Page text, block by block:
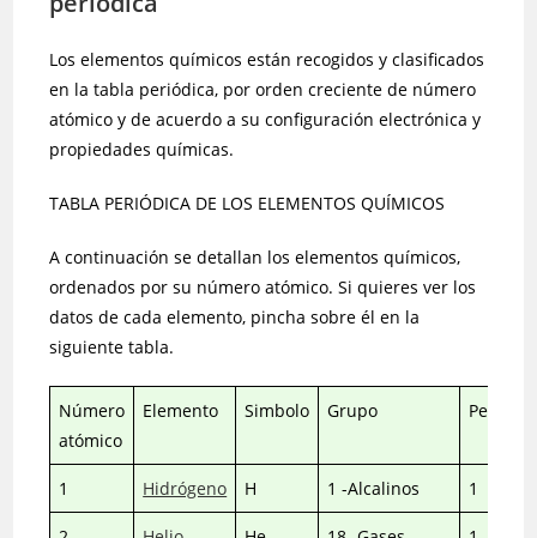
Los elementos químicos están recogidos y clasificados
en la tabla periódica, por orden creciente de número
atómico y de acuerdo a su configuración electrónica y
propiedades químicas.
TABLA PERIÓDICA DE LOS ELEMENTOS QUÍMICOS
A continuación se detallan los elementos químicos,
ordenados por su número atómico. Si quieres ver los
datos de cada elemento, pincha sobre él en la
siguiente tabla.
Número
atómico
Elemento Simbolo Grupo Periodo
1 Hidrógeno H 1 -Alcalinos 1